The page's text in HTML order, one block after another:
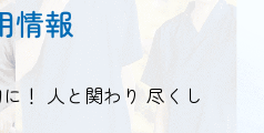
情報
！ 人と関わり 尽くし